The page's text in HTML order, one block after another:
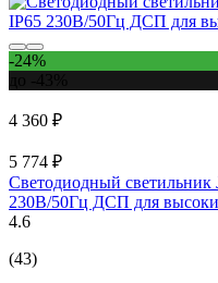
-24%
4 360 ₽
5 774 ₽
Светодиодный светильник
230В/50Гц ДСП для
4.6
(43)